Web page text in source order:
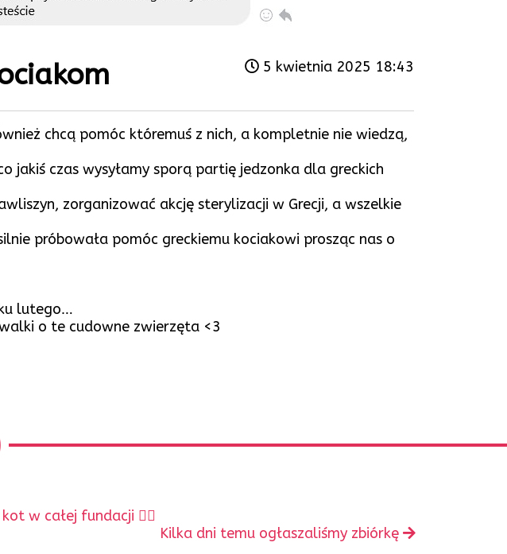
5 kwietnia 2025 18:43
chcą pomóc któremuś z nich, a kompletnie nie wiedzą,
jakiś czas wysyłamy sporą partię jedzonka dla greckich
zorganizować akcję sterylizacji w Grecji, a wszelkie
próbowała pomóc greckiemu kociakowi prosząc nas o
lutego…
o te cudowne zwierzęta <3
w całej fundacji 🧘‍♀️
Następny
Kilka dni temu ogłaszaliśmy zbiórkę